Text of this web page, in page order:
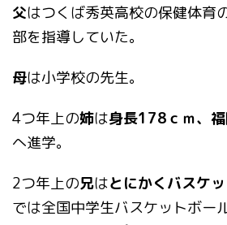
父はつくば秀英高校の保健体育
部を指導していた。
母は小学校の先生。
4つ年上の姉は身長178ｃｍ、
へ進学。
2つ年上の兄はとにかくバスケ
では全国中学生バスケットボー